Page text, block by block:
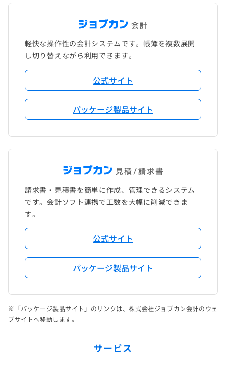
軽快な操作性の会計システムです。帳簿を複数展開
し切り替えながら利用できます。
公式サイト
パッケージ製品サイト
請求書・見積書を簡単に作成、管理できるシステム
です。会計ソフト連携で工数を大幅に削減できま
す。
公式サイト
パッケージ製品サイト
※「パッケージ製品サイト」のリンクは、株式会社ジョブカン会計のウェ
ブサイトへ移動します。
サービス